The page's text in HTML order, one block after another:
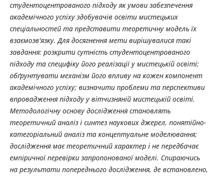
студентоцентрованого підходу як умови забезпечення
академічного успіху здобувачів освіти мистецьких
спеціальностей та представити теоретичну модель їх
взаємозв'язку. Для досягнення мети вирішувалися такі
завдання: розкрити сутність студентоцентрованого
підходу та специфіку його реалізації у мистецькій освіті;
обґрунтувати механізм його впливу на кожен компонент
академічного успіху; визначити проблеми та перспективи
впровадження підходу у вітчизняній мистецькій освіті.
Методологічну основу дослідження становлять
теоретичний аналіз і синтез наукових джерел, понятійно-
категоріальний аналіз та концептуальне моделювання;
дослідження має теоретичний характер і не передбачає
емпіричної перевірки запропонованої моделі. Спираючись
на результати попереднього дослідження, де встановлено,